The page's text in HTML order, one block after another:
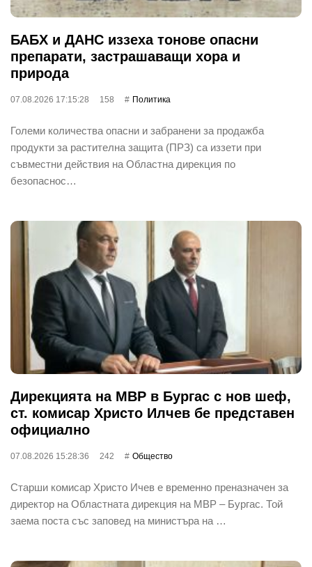
БАБХ и ДАНС иззеха тонове опасни
препарати, застрашаващи хора и
природа
07.08.2026 17:15:28 158 Политика
Големи количества опасни и забранени за продажба
продукти за растителна защита (ПРЗ) са иззети при
съвместни действия на Областна дирекция по
безопаснос…
Дирекцията на МВР в Бургас с нов шеф,
ст. комисар Христо Илчев бе представен
официално
07.08.2026 15:28:36 242 Общество
Старши комисар Христо Ичев е временно преназначен за
директор на Областната дирекция на МВР – Бургас. Той
заема поста със заповед на министъра на …